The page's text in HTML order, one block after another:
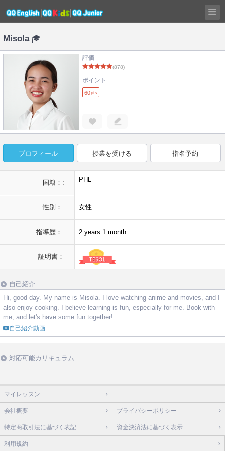
Misola
評価
(878)
ポイント
60pts
プロフィール 授業を受ける 指名予約
国籍：: PHL
性別：: 女性
指導歴：: 2 years 1 month
証明書：
自己紹介
Hi, good day. My name is Misola. I love watching anime and movies, and I
also enjoy cooking. I believe learning is fun, especially for me. Book with
me, and let's have some fun together!
自己紹介動画
対応可能カリキュラム
マイレッスン
会社概要 プライバシーポリシー
特定商取引法に基づく表記 資金決済法に基づく表示
利用規約